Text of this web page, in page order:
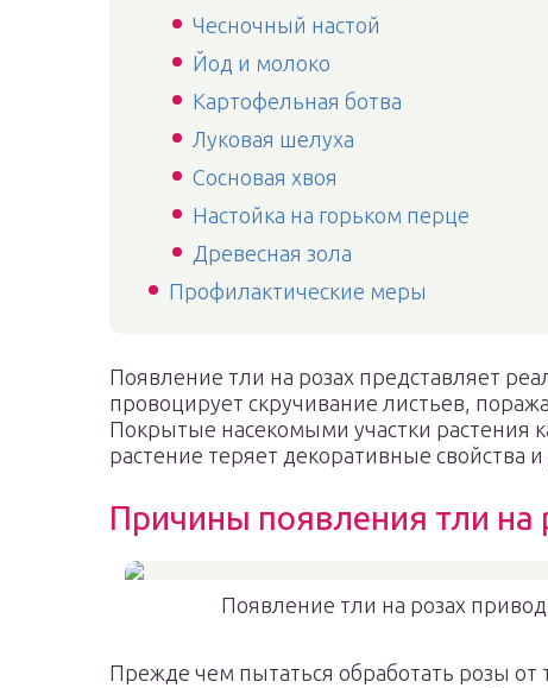
Чесночный настой
Йод и молоко
Картофельная ботва
Луковая шелуха
Сосновая хвоя
Настойка на горьком перце
Древесная зола
Профилактические меры
Появление тли на розах представляет
провоцирует скручивание листьев,
Покрытые насекомыми участки растения
растение теряет декоративные свойства
Причины появления тли на
Появление тли на розах
Прежде чем пытаться обработать розы